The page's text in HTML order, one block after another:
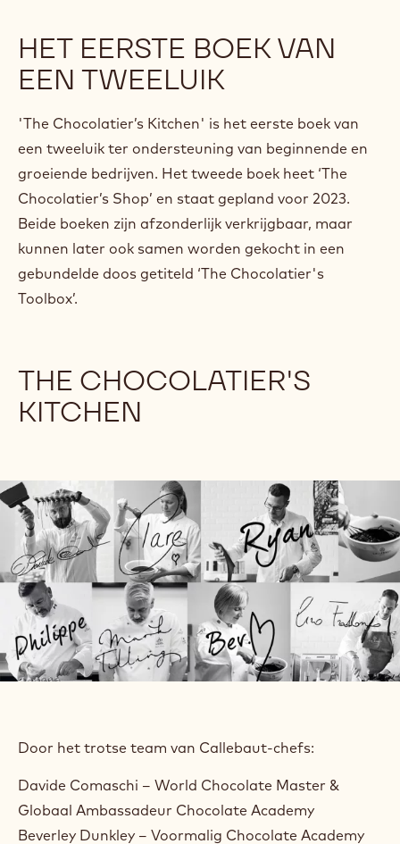
HET EERSTE BOEK VAN
EEN TWEELUIK
'The Chocolatier’s Kitchen' is het eerste boek van
een tweeluik ter ondersteuning van beginnende en
groeiende bedrijven. Het tweede boek heet ‘The
Chocolatier’s Shop’ en staat gepland voor 2023.
Beide boeken zijn afzonderlijk verkrijgbaar, maar
kunnen later ook samen worden gekocht in een
gebundelde doos getiteld ‘The Chocolatier's
Toolbox’.
THE CHOCOLATIER'S
KITCHEN
Door het trotse team van Callebaut-chefs:
Davide Comaschi – World Chocolate Master &
Globaal Ambassadeur Chocolate Academy
Beverley Dunkley – Voormalig Chocolate Academy